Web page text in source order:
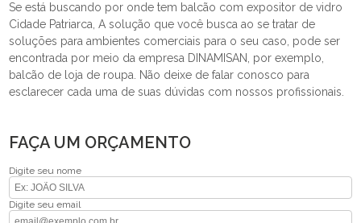
Se está buscando por onde tem balcão com expositor de vidro
Cidade Patriarca, A solução que você busca ao se tratar de
soluções para ambientes comerciais para o seu caso, pode ser
encontrada por meio da empresa DINAMISAN, por exemplo,
balcão de loja de roupa. Não deixe de falar conosco para
esclarecer cada uma de suas dúvidas com nossos profissionais.
FAÇA UM ORÇAMENTO
Digite seu nome
Digite seu email